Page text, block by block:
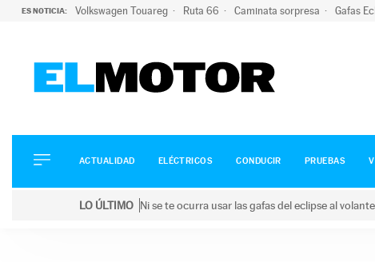
ES NOTICIA: Volkswagen Touareg Ruta 66 Caminata sorpresa Gafas
ELÉCTRICOS
CONDUCIR
ACTUALIDAD ELÉCTRICOS CONDUCIR PRUEBAS
LO ÚLTIMO Ni se te ocurra usar las gafas del eclipse al